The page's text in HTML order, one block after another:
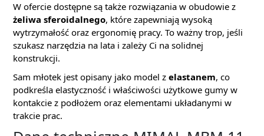
W ofercie dostępne są także rozwiązania w obudowie z
żeliwa sferoidalnego, które zapewniają wysoką
wytrzymałość oraz ergonomię pracy. To ważny trop, jeśli
szukasz narzędzia na lata i zależy Ci na solidnej
konstrukcji.
Sam młotek jest opisany jako model z elastanem, co
podkreśla elastyczność i właściwości użytkowe gumy w
kontakcie z podłożem oraz elementami układanymi w
trakcie prac.